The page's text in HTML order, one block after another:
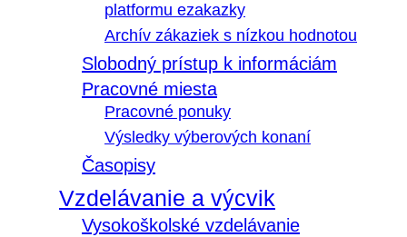
platformu ezakazky
Archív zákaziek s nízkou hodnotou
Slobodný prístup k informáciám
Pracovné miesta
Pracovné ponuky
Výsledky výberových konaní
Časopisy
Vzdelávanie a výcvik
Vysokoškolské vzdelávanie